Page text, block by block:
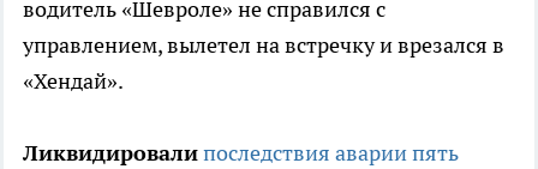
водитель «Шевроле» не справился с
управлением, вылетел на встречку и врезался в
«Хендай».
Ликвидировалипоследствия аварии пять